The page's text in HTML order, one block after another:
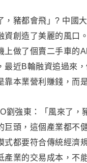
，豬都會飛」? 中國
資創造了美麗的風口。
上做了個賣二手車的
最近B輪融資追過來，
靠本業營利賺錢 ， 而
劉強東：「風來了，
巨頭，這個產業都不
式都要符合傳統經濟
產業的交易成本，不